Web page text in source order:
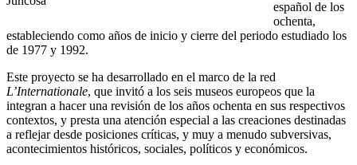
español de los
ochenta,
estableciendo como años de inicio y cierre del periodo estudiado los
de 1977 y 1992.
Este proyecto se ha desarrollado en el marco de la red
L’Internationale, que invitó a los seis museos europeos que la
integran a hacer una revisión de los años ochenta en sus respectivos
contextos, y presta una atención especial a las creaciones destinadas
a reflejar desde posiciones críticas, y muy a menudo subversivas,
acontecimientos históricos, sociales, políticos y económicos.